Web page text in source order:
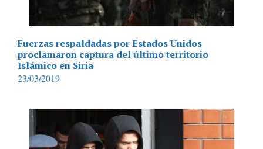
Fuerzas respaldadas por Estados Unidos
proclamaron captura del último territorio
Islámico en Siria
23/03/2019